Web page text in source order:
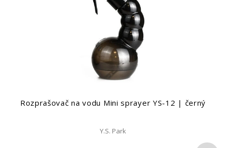
Rozprašovač na vodu Mini sprayer YS-12 | černý
Y.S. Park